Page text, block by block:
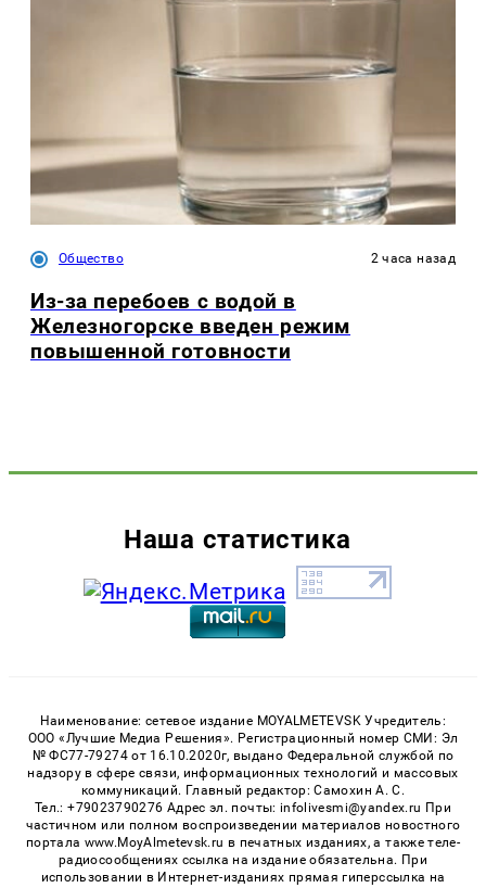
Общество 2 часа назад
Из-за перебоев с водой в
Железногорске введен режим
повышенной готовности
Наша статистика
Наименование: сетевое издание MOYALMETEVSK Учредитель:
ООО «Лучшие Медиа Решения». Регистрационный номер СМИ: Эл
№ ФС77-79274 от 16.10.2020г, выдано Федеральной службой по
надзору в сфере связи, информационных технологий и массовых
коммуникаций. Главный редактор: Самохин А. С.
Тел.: +79023790276 Адрес эл. почты: infolivesmi@yandex.ru При
частичном или полном воспроизведении материалов новостного
портала www.MoyAlmetevsk.ru в печатных изданиях, а также теле-
радиосообщениях ссылка на издание обязательна. При
использовании в Интернет-изданиях прямая гиперссылка на